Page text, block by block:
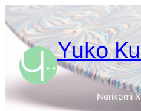
Aller
au
contenu
Yuko
Nerikomi